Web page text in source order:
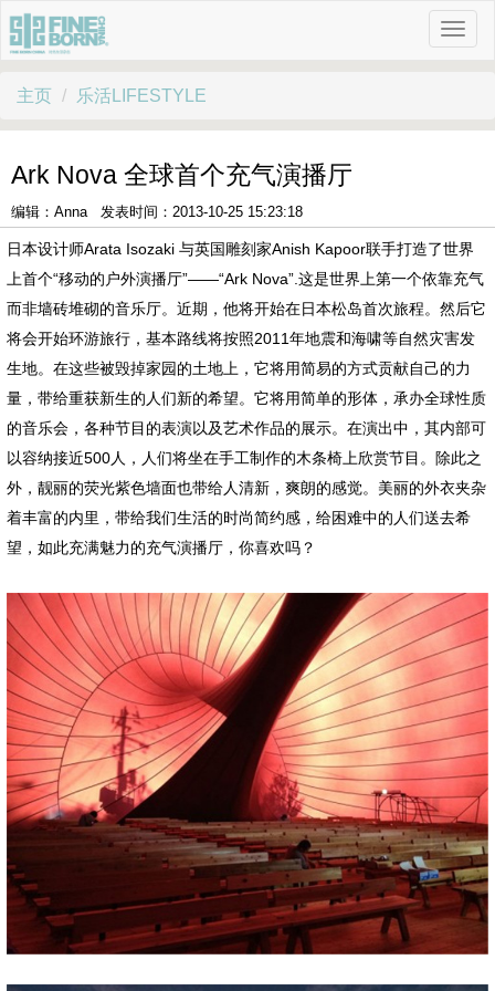
主页 乐活LIFESTYLE
Ark Nova 全球首个充气演播厅
编辑：Anna 发表时间：2013-10-25 15:23:18
日本设计师Arata Isozaki 与英国雕刻家Anish Kapoor联手打造了世界
上首个“移动的户外演播厅”——“Ark Nova”.这是世界上第一个依靠充气
而非墙砖堆砌的音乐厅。近期，他将开始在日本松岛首次旅程。然后它
将会开始环游旅行，基本路线将按照2011年地震和海啸等自然灾害发
生地。在这些被毁掉家园的土地上，它将用简易的方式贡献自己的力
量，带给重获新生的人们新的希望。它将用简单的形体，承办全球性质
的音乐会，各种节目的表演以及艺术作品的展示。在演出中，其内部可
以容纳接近500人，人们将坐在手工制作的木条椅上欣赏节目。除此之
外，靓丽的荧光紫色墙面也带给人清新，爽朗的感觉。美丽的外衣夹杂
着丰富的内里，带给我们生活的时尚简约感，给困难中的人们送去希
望，如此充满魅力的充气演播厅，你喜欢吗？